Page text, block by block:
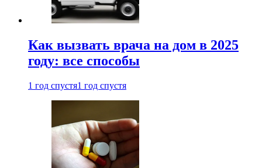
Как вызвать врача на дом в 2025
году: все способы
1 год спустя1 год спустя